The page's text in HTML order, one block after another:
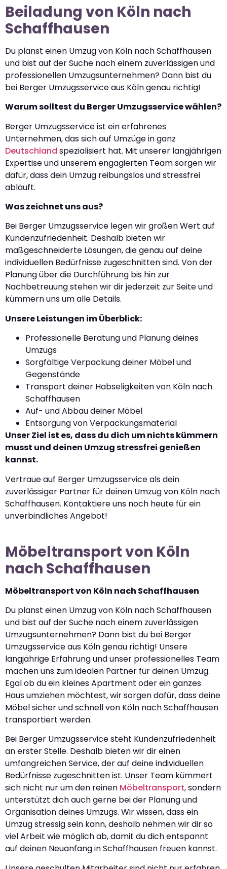
Beiladung von Köln nach
Schaffhausen
Du planst einen Umzug von Köln nach Schaffhausen
und bist auf der Suche nach einem zuverlässigen und
professionellen Umzugsunternehmen? Dann bist du
bei Berger Umzugsservice aus Köln genau richtig!
Warum solltest du Berger Umzugsservice wählen?
Berger Umzugsservice ist ein erfahrenes
Unternehmen, das sich auf Umzüge in ganz
Deutschland spezialisiert hat. Mit unserer langjährigen
Expertise und unserem engagierten Team sorgen wir
dafür, dass dein Umzug reibungslos und stressfrei
abläuft.
Was zeichnet uns aus?
Bei Berger Umzugsservice legen wir großen Wert auf
Kundenzufriedenheit. Deshalb bieten wir
maßgeschneiderte Lösungen, die genau auf deine
individuellen Bedürfnisse zugeschnitten sind. Von der
Planung über die Durchführung bis hin zur
Nachbetreuung stehen wir dir jederzeit zur Seite und
kümmern uns um alle Details.
Unsere Leistungen im Überblick:
Professionelle Beratung und Planung deines
Umzugs
Sorgfältige Verpackung deiner Möbel und
Gegenstände
Transport deiner Habseligkeiten von Köln nach
Schaffhausen
Auf- und Abbau deiner Möbel
Entsorgung von Verpackungsmaterial
Unser Ziel ist es, dass du dich um nichts kümmern
musst und deinen Umzug stressfrei genießen
kannst.
Vertraue auf Berger Umzugsservice als dein
zuverlässiger Partner für deinen Umzug von Köln nach
Schaffhausen. Kontaktiere uns noch heute für ein
unverbindliches Angebot!
Möbeltransport von Köln
nach Schaffhausen
Möbeltransport von Köln nach Schaffhausen
Du planst einen Umzug von Köln nach Schaffhausen
und bist auf der Suche nach einem zuverlässigen
Umzugsunternehmen? Dann bist du bei Berger
Umzugsservice aus Köln genau richtig! Unsere
langjährige Erfahrung und unser professionelles Team
machen uns zum idealen Partner für deinen Umzug.
Egal ob du ein kleines Apartment oder ein ganzes
Haus umziehen möchtest, wir sorgen dafür, dass deine
Möbel sicher und schnell von Köln nach Schaffhausen
transportiert werden.
Bei Berger Umzugsservice steht Kundenzufriedenheit
an erster Stelle. Deshalb bieten wir dir einen
umfangreichen Service, der auf deine individuellen
Bedürfnisse zugeschnitten ist. Unser Team kümmert
sich nicht nur um den reinen Möbeltransport, sondern
unterstützt dich auch gerne bei der Planung und
Organisation deines Umzugs. Wir wissen, dass ein
Umzug stressig sein kann, deshalb nehmen wir dir so
viel Arbeit wie möglich ab, damit du dich entspannt
auf deinen Neuanfang in Schaffhausen freuen kannst.